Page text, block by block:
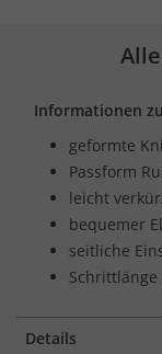
Informationen
geformte
Passform
leicht
bequemer
seitliche
Schrittlänge
Details